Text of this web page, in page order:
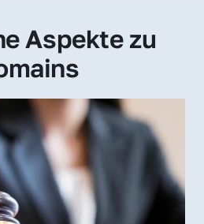
Aspekte zu